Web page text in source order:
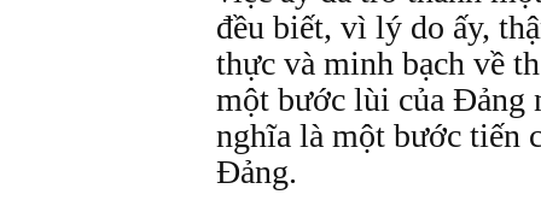
đều biết, vì lý do ấy,
thực và minh bạch về
một bước lùi của Ðảng
nghĩa là một bước tiến
Ðảng.